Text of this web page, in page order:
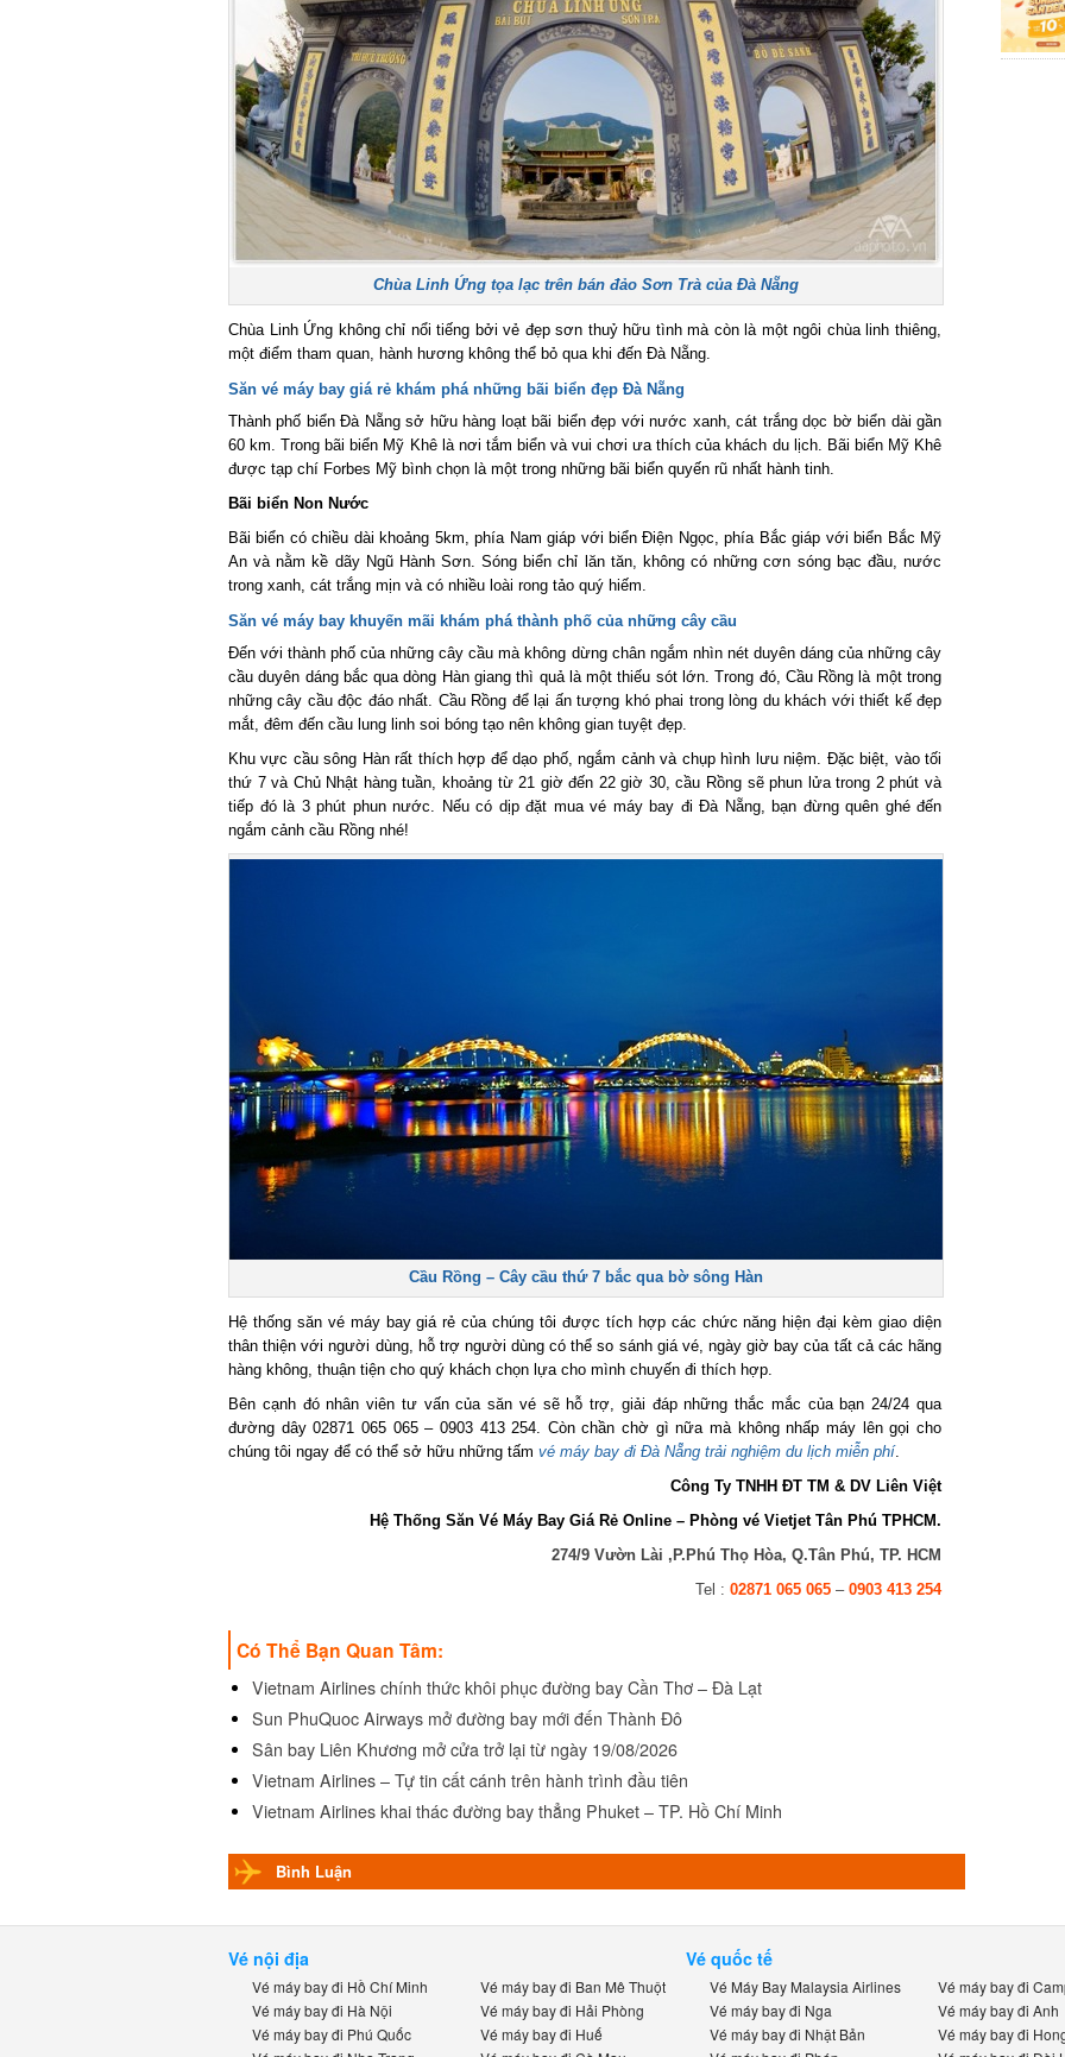
Chùa Linh Ứng tọa lạc trên bán đảo Sơn Trà của Đà Nẵng
Chùa Linh Ứng không chỉ nổi tiếng bởi vẻ đẹp sơn thuỷ hữu tình mà còn là một ngôi chùa linh thiêng,
một điểm tham quan, hành hương không thể bỏ qua khi đến Đà Nẵng.
Săn vé máy bay giá rẻkhám phá những bãi biển đẹp Đà Nẵng
Thành phố biển Đà Nẵng sở hữu hàng loạt bãi biển đẹp với nước xanh, cát trắng dọc bờ biển dài gần
60 km. Trong bãi biển Mỹ Khê là nơi tắm biển và vui chơi ưa thích của khách du lịch. Bãi biển Mỹ Khê
được tạp chí Forbes Mỹ bình chọn là một trong những bãi biển quyến rũ nhất hành tinh.
Bãi biển Non Nước
Bãi biển có chiều dài khoảng 5km, phía Nam giáp với biển Điện Ngọc, phía Bắc giáp với biển Bắc Mỹ
An và nằm kề dãy Ngũ Hành Sơn. Sóng biển chỉ lăn tăn, không có những cơn sóng bạc đầu, nước
trong xanh, cát trắng mịn và có nhiều loài rong tảo quý hiếm.
Săn vé máy bay khuyến mãikhám phá thành phố của những cây cầu
Đến với thành phố của những cây cầu mà không dừng chân ngắm nhìn nét duyên dáng của những cây
cầu duyên dáng bắc qua dòng Hàn giang thì quả là một thiếu sót lớn. Trong đó, Cầu Rồng là một trong
những cây cầu độc đáo nhất. Cầu Rồng để lại ấn tượng khó phai trong lòng du khách với thiết kế đẹp
mắt, đêm đến cầu lung linh soi bóng tạo nên không gian tuyệt đẹp.
Khu vực cầu sông Hàn rất thích hợp để dạo phố, ngắm cảnh và chụp hình lưu niệm. Đặc biệt, vào tối
thứ 7 và Chủ Nhật hàng tuần, khoảng từ 21 giờ đến 22 giờ 30, cầu Rồng sẽ phun lửa trong 2 phút và
tiếp đó là 3 phút phun nước. Nếu có dịp đặt mua vé máy bay đi Đà Nẵng, bạn đừng quên ghé đến
ngắm cảnh cầu Rồng nhé!
Cầu Rồng – Cây cầu thứ 7 bắc qua bờ sông Hàn
Hệ thống săn vé máy bay giá rẻ của chúng tôi được tích hợp các chức năng hiện đại kèm giao diện
thân thiện với người dùng, hỗ trợ người dùng có thể so sánh giá vé, ngày giờ bay của tất cả các hãng
hàng không, thuận tiện cho quý khách chọn lựa cho mình chuyến đi thích hợp.
Bên cạnh đó nhân viên tư vấn của săn vé sẽ hỗ trợ, giải đáp những thắc mắc của bạn 24/24 qua
đường dây 02871 065 065 – 0903 413 254. Còn chần chờ gì nữa mà không nhấp máy lên gọi cho
chúng tôi ngay để có thể sở hữu những tấmvé máy bay đi Đà Nẵng trải nghiệm du lịch miễn phí.
Công Ty TNHH ĐT TM & DV Liên Việt
Hệ Thống Săn Vé Máy Bay Giá Rẻ Online – Phòng vé Vietjet Tân Phú TPHCM.
274/9 Vườn Lài ,P.Phú Thọ Hòa, Q.Tân Phú, TP. HCM
Tel : 02871 065 065–0903 413 254
Có Thể Bạn Quan Tâm:
Vietnam Airlines chính thức khôi phục đường bay Cần Thơ – Đà Lạt
Sun PhuQuoc Airways mở đường bay mới đến Thành Đô
Sân bay Liên Khương mở cửa trở lại từ ngày 19/08/2026
Vietnam Airlines – Tự tin cất cánh trên hành trình đầu tiên
Vietnam Airlines khai thác đường bay thẳng Phuket – TP. Hồ Chí Minh
Bình Luận
Vé nội địa
Vé máy bay đi Hồ Chí Minh
Vé máy bay đi Hà Nội
Vé máy bay đi Phú Quốc
Vé máy bay đi Ban Mê Thuột
Vé máy bay đi Hải Phòng
Vé máy bay đi Huế
Vé quốc tế
Vé Máy Bay Malaysia Airlines
Vé máy bay đi Nga
Vé máy bay đi Nhật Bản
Vé máy bay đi
Vé máy bay đi Anh
Vé máy bay đi